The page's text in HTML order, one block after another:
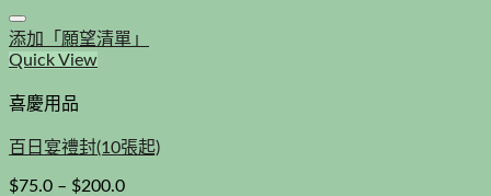
添加「願望清單」
Quick View
喜慶用品
百日宴禮封(10張起)
$75.0 – $200.0